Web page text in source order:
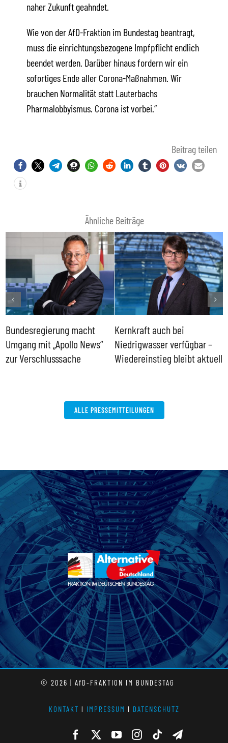
naher Zukunft geahndet.
Wie von der AfD-Fraktion im Bundestag beantragt,
muss die einrichtungsbezogene Impfpflicht endlich
beendet werden. Darüber hinaus fordern wir ein
sofortiges Ende aller Corona-Maßnahmen. Wir
brauchen Normalität statt Lauterbachs
Pharmalobbyismus. Corona ist vorbei.“
Beitrag teilen
Ähnliche Beiträge
Bundesregierung macht
Umgang mit „Apollo News“
zur Verschlusssache
Kernkraft auch bei
Niedrigwasser verfügbar –
Wiedereinstieg bleibt aktuell
ALLE PRESSEMITTEILUNGEN
© 2026 | AfD-FRAKTION IM BUNDESTAG
KONTAKT l IMPRESSUM l DATENSCHUTZ